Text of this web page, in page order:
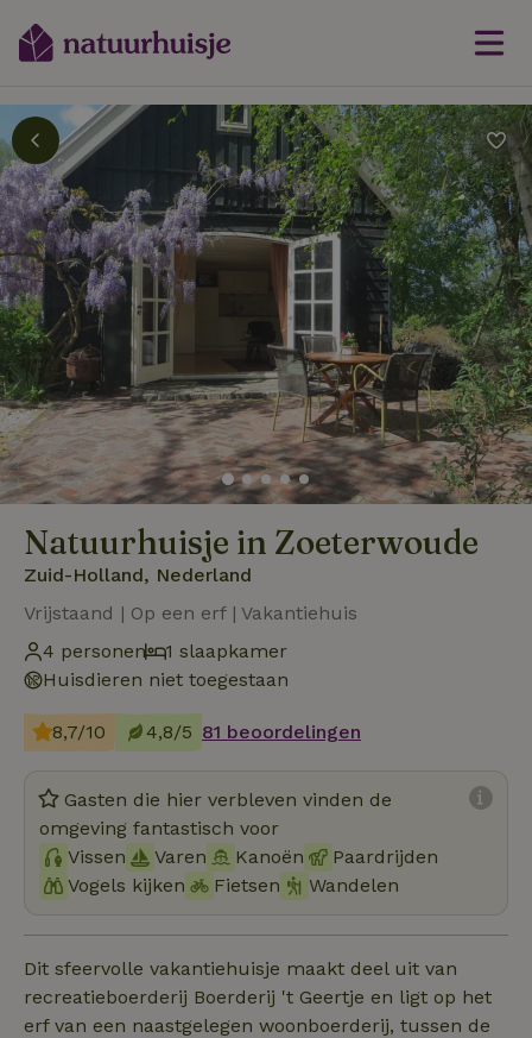
Natuurhuisje in Zoeterwoude
Zuid-Holland, Nederland
Vrijstaand | Op een erf | Vakantiehuis
4 personen
1 slaapkamer
Huisdieren niet toegestaan
8,7/10 4,8/5 81 beoordelingen
Gasten die hier verbleven vinden de
omgeving fantastisch voor
Vissen
Varen Kanoën
Paardrijden
Vogels kijken
Fietsen Wandelen
Dit sfeervolle vakantiehuisje maakt deel uit van
recreatieboerderij Boerderij 't Geertje en ligt op het
erf van een naastgelegen woonboerderij, tussen de